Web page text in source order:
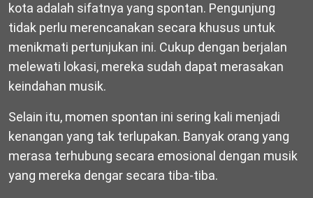
kota adalah sifatnya yang spontan. Pengunjung
tidak perlu merencanakan secara khusus untuk
menikmati pertunjukan ini. Cukup dengan berjalan
melewati lokasi, mereka sudah dapat merasakan
keindahan musik.
Selain itu, momen spontan ini sering kali menjadi
kenangan yang tak terlupakan. Banyak orang yang
merasa terhubung secara emosional dengan musik
yang mereka dengar secara tiba-tiba.